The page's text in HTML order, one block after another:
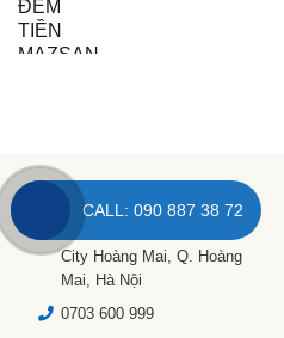
TT Bảo Hành Hà Nội
105 Louis 7, KĐT Louis
City Hoàng Mai, Q. Hoàng
Mai, Hà Nội
0703 600 999
CALL: 090 887 38 72